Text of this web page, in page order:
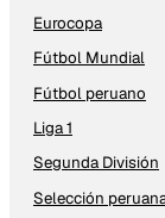
Eurocopa
Fútbol Mundial
Fútbol peruano
Liga 1
Segunda División
Selección